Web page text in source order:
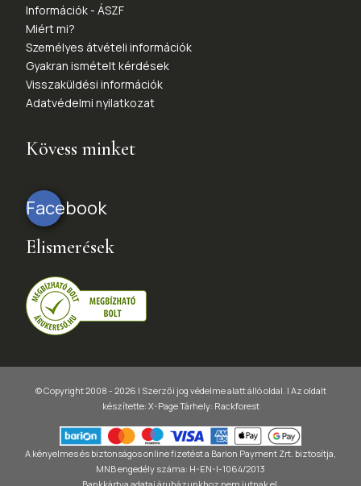
Információk - ÁSZF
Miért mi?
Személyes átvételi információk
Gyakran ismételt kérdések
Visszaküldési információk
Adatvédelmi nyilatkozat
Kövess minket
Facebook
Elismerések
© Copyright 2008 - 2026 | Szerzői jog védelme alatt álló oldal. | Az oldalt
készítette: X-PageTárhely: Rackforest
A kényelmes és biztonságos online fizetést a Barion Payment Zrt. biztosítja,
MNB engedély száma: H-EN-I-1064/2013